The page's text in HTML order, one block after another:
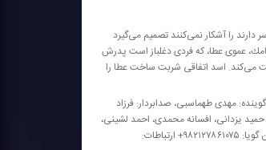
را آشكار نمی‌كنند تصمیم می‌گیرد
عموی عطا، كه فردی دغلباز است پدرش
می‌كند. اسد اتفاقی شربت ساخت عطا را
مهدی طهماسبی، صدابردار: فرزاد
یزدانی، افسانه محمدی، احمد لشینی،
نوشین حسن زاده، نازنین مهیمنی، سهیلا تیراوی، مینو جبارزاده، محمدرضا قلم بر رادیو نمایش؛ موج اف ام ردیف ۱۰۷/۵ مگاهرتز، تلفن گویا: ۹۸۲۱۲۷۸۶۱۰۷۵+ ارتباطات: